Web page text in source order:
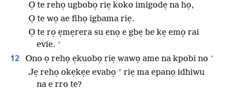
Ọ te rehọ ugbobọ riẹ koko imigodẹ na họ,
Ọ te wọ ae fihọ igbama riẹ.
Ọ te rọ ẹmẹrera su enọ e gbẹ be kẹ emọ rai
evie. +
12 Ono ọ rehọ ẹkuobọ riẹ wawọ ame na kpobi no +
Jẹ rehọ okẹkẹe evabọ * riẹ ma epanọ idhiwu
na e rro te?